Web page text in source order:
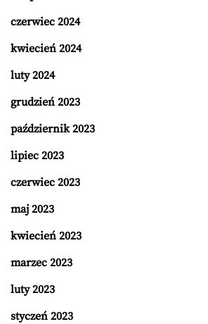
czerwiec 2024
kwiecień 2024
luty 2024
grudzień 2023
październik 2023
lipiec 2023
czerwiec 2023
maj 2023
kwiecień 2023
marzec 2023
luty 2023
styczeń 2023